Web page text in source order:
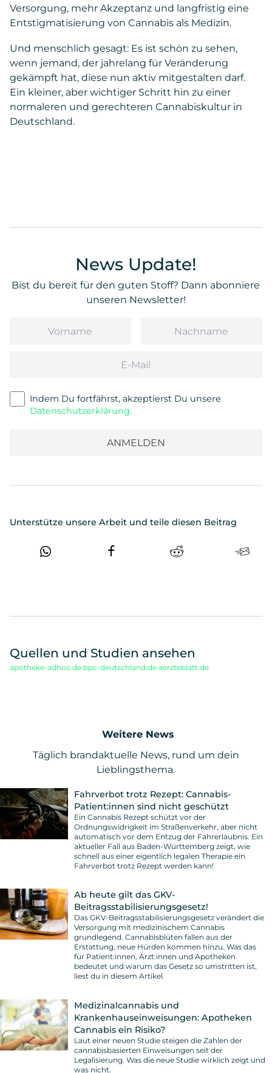
Versorgung, mehr Akzeptanz und langfristig eine
Entstigmatisierung von Cannabis als Medizin.
Und menschlich gesagt: Es ist schön zu sehen,
wenn jemand, der jahrelang für Veränderung
gekämpft hat, diese nun aktiv mitgestalten darf.
Ein kleiner, aber wichtiger Schritt hin zu einer
normaleren und gerechteren Cannabiskultur in
Deutschland.
News Update!
Bist du bereit für den guten Stoff? Dann abonniere
unseren Newsletter!
Indem Du fortfährst, akzeptierst Du unsere
Datenschutzerklärung.
Unterstütze unsere Arbeit und teile diesen Beitrag
Quellen und Studien ansehen
apotheke-adhoc.de bpc-deutschland.de aerzteblatt.de
Weitere News
Täglich brandaktuelle News, rund um dein
Lieblingsthema.
Fahrverbot trotz Rezept: Cannabis-
Patient:innen sind nicht geschützt
Ein Cannabis Rezept schützt vor der
Ordnungswidrigkeit im Straßenverkehr, aber nicht
automatisch vor dem Entzug der Fahrerlaubnis. Ein
aktueller Fall aus Baden-Württemberg zeigt, wie
schnell aus einer eigentlich legalen Therapie ein
Fahrverbot trotz Rezept werden kann!
Ab heute gilt das GKV-
Beitragsstabilisierungsgesetz!
Das GKV-Beitragsstabilisierungsgesetz verändert die
Versorgung mit medizinischem Cannabis
grundlegend. Cannabisblüten fallen aus der
Erstattung, neue Hürden kommen hinzu. Was das
für Patient:innen, Ärzt:innen und Apotheken
bedeutet und warum das Gesetz so umstritten ist,
liest du in diesem Artikel.
Medizinalcannabis und
Krankenhauseinweisungen: Apotheken
Cannabis ein Risiko?
Laut einer neuen Studie steigen die Zahlen der
cannabisbasierten Einweisungen seit der
Legalisierung. Was die neue Studie wirklich zeigt und
was nicht.